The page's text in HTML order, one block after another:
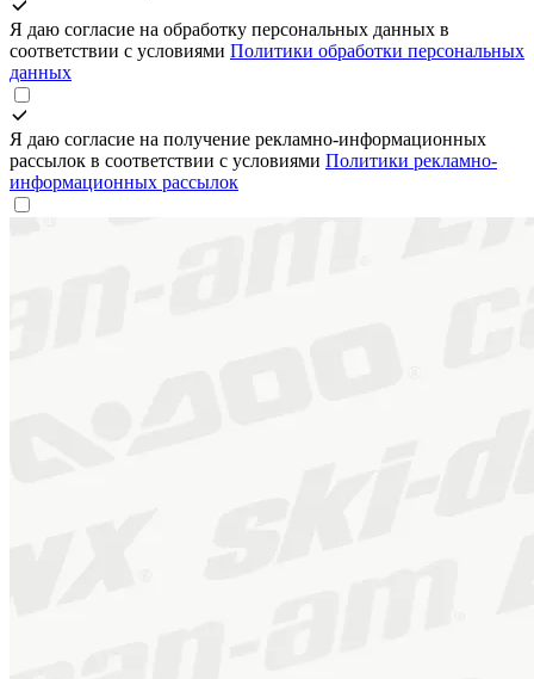
Я даю согласие на обработку персональных данных в
соответствии с условиями Политики обработки персональных
данных
Я даю согласие на получение рекламно-информационных
рассылок в соответствии с условиями Политики рекламно-
информационных рассылок